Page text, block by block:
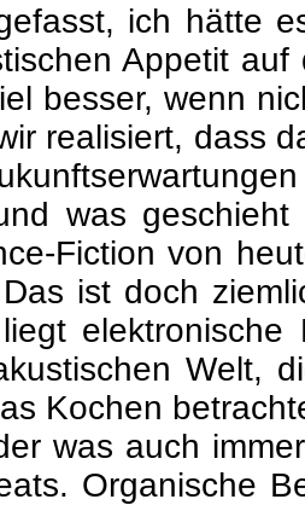
ich hätte
Appetit
besser, wenn
realisiert, dass
was
Fiction von
ist doch
Welt,
Kochen
was auch
Organische